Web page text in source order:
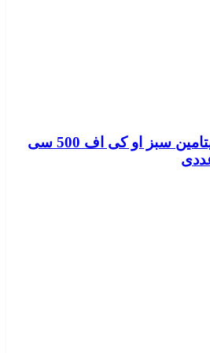
اسموتی مولتی ویتامین سبز او کی اف 500 سی